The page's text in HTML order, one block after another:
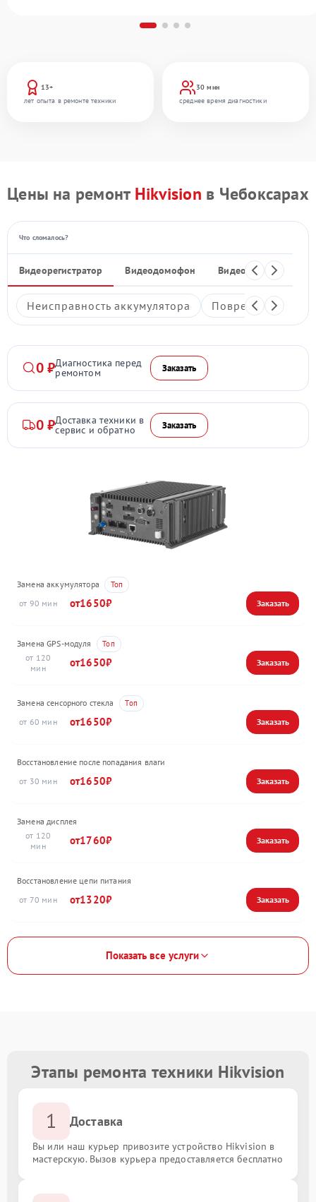
13+
лет опыта в ремонте техники
30 мин
среднее время диагностики
Цены на ремонт Hikvision в Чебоксарах
Что сломалось?
Видеорегистратор Видеодомофон Видеостены
Неисправность аккумулятора Повреждение
0 ₽Диагностика перед
ремонтом Заказать
0 ₽Доставка техники в
сервис и обратно Заказать
Замена аккумулятора
90
1650
Замена GPS-модуля
120
1650
Замена сенсорного стекла
60
1650
Восстановление после попадания влаги
30
1650
Замена дисплея
120
1760
Восстановление цепи питания
70
1320
Показать все услуги
Этапы ремонта техники Hikvision
1 Доставка
Вы или наш курьер привозите устройство Hikvision в
мастерскую. Вызов курьера предоставляется бесплатно